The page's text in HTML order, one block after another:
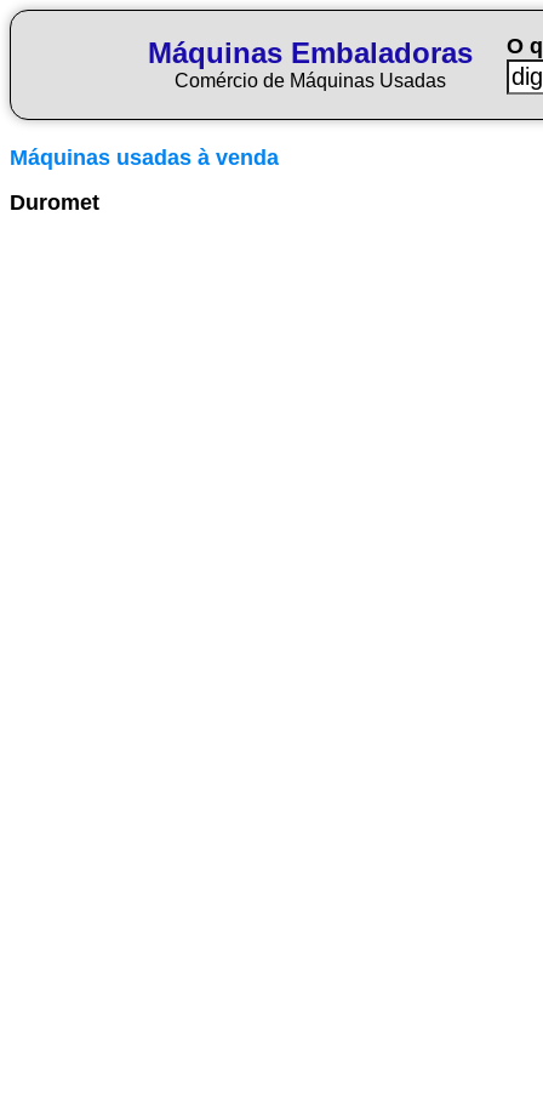
Máquinas Embaladoras
Comércio de Máquinas Usadas
O
Máquinas usadas à venda
Duromet